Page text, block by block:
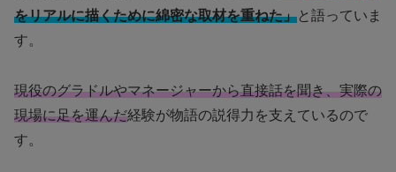
をリアルに描くために綿密な取材を重ねた」と語っていま
す。
現役のグラドルやマネージャーから直接話を聞き、実際の
現場に足を運んだ経験が物語の説得力を支えているので
す。